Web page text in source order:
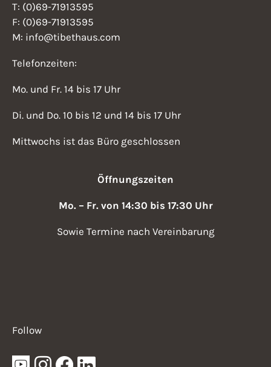
T: (0)69-71913595
F: (0)69-71913595
M: info@tibethaus.com
Telefonzeiten:
Mo. und Fr. 14 bis 17 Uhr
Di. und Do. 10 bis 12 und 14 bis 17 Uhr
Mittwochs ist das Büro geschlossen
Öffnungszeiten
Mo. – Fr. von 14:30 bis 17:30 Uhr
Sowie Termine nach Vereinbarung
Follow